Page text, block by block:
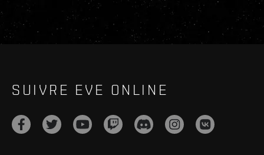
SUIVRE EVE ONLINE